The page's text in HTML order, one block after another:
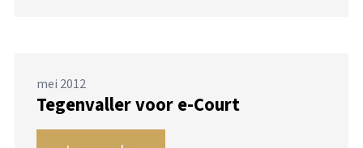
mei 2012
Tegenvaller voor e-Court